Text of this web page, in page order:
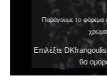
Παράγουμε το φόρεμα
Επιλέξτε
θα